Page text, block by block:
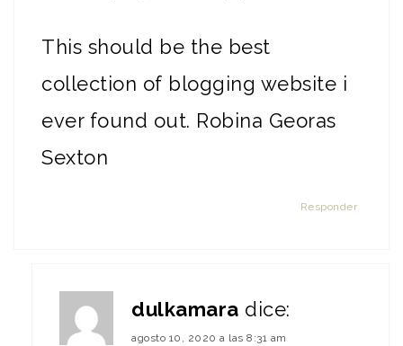
This should be the best
collection of blogging website i
ever found out. Robina Georas
Sexton
Responder
dulkamara dice:
agosto 10, 2020 a las 8:31 am